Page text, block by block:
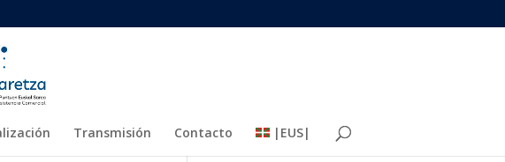
Transmisión Contacto |EUS|